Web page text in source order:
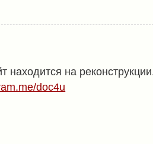
находится на
doc4u